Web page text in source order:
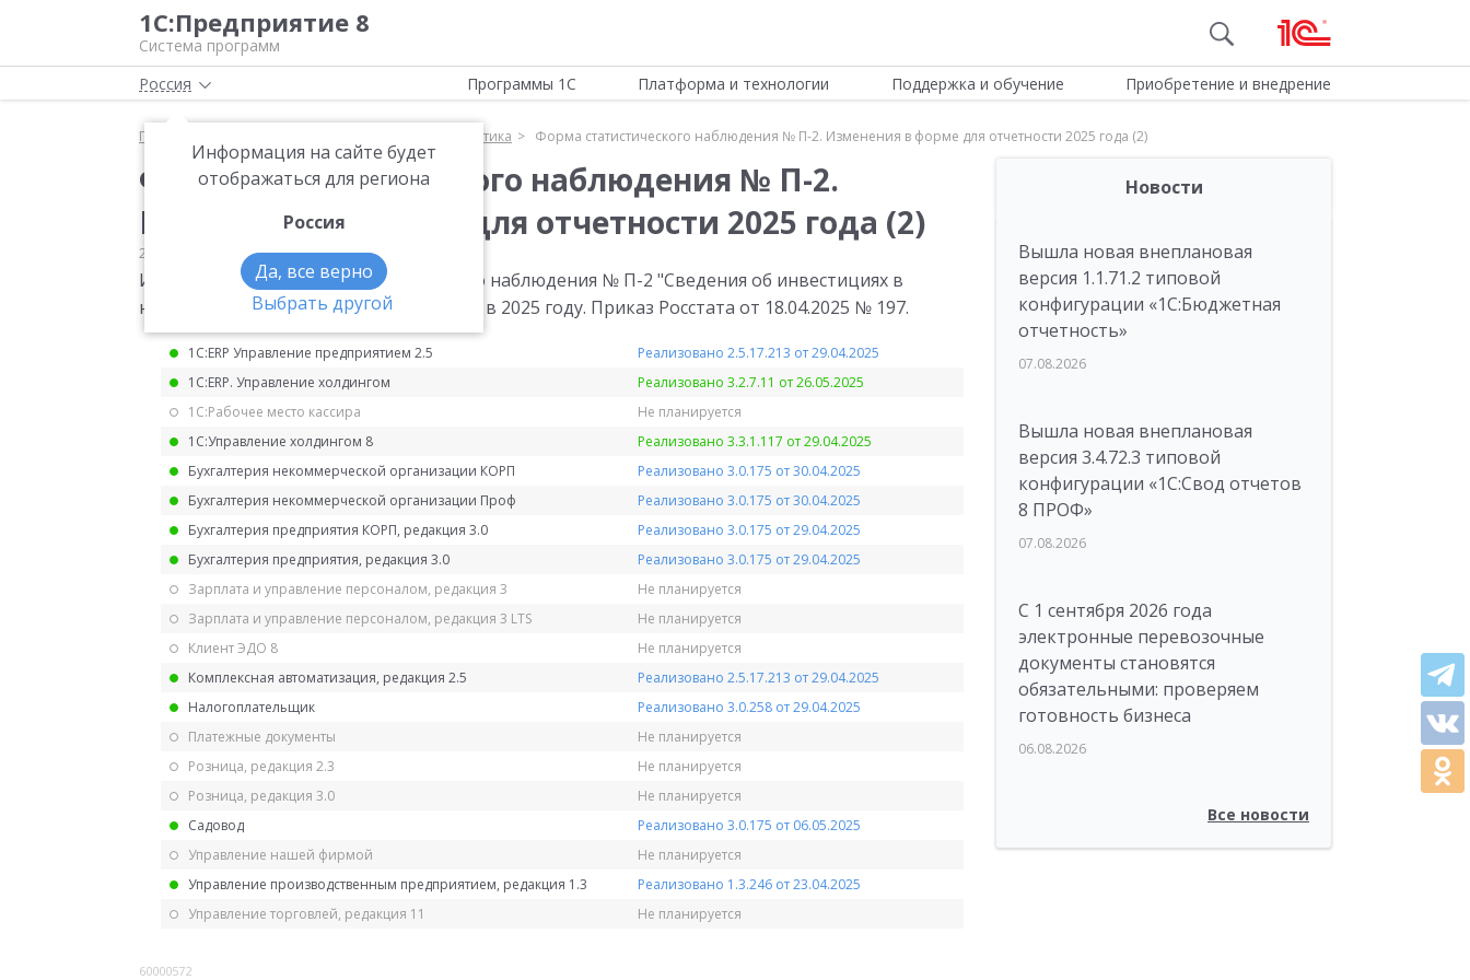
1С:Предприятие 8
Система программ
Россия
Информация на сайте будет
отображаться для региона
Россия
Да, все верно
Выбрать другой
Программы 1С Платформа и технологии Поддержка и обучение Приобретение и внедрение
Главная Статистика Форма статистического наблюдения № П-2. Изменения в форме для отчетности 2025 года (2)
Форма статистического наблюдения № П-2.
Изменения в форме для отчетности 2025 года (2)
21.04.2025 Статистика
Изменения (2) в форме статистического наблюдения № П-2 "Сведения об инвестициях в
нефинансовые активы" для отчетности в 2025 году. Приказ Росстата от 18.04.2025 № 197.
1С:ERP Управление предприятием 2.5
Реализовано 2.5.17.213 от 29.04.2025
1С:ERP. Управление холдингом
Реализовано 3.2.7.11 от 26.05.2025
1С:Рабочее место кассира
Не планируется
1С:Управление холдингом 8
Реализовано 3.3.1.117 от 29.04.2025
Бухгалтерия некоммерческой организации КОРП
Реализовано 3.0.175 от 30.04.2025
Бухгалтерия некоммерческой организации Проф
Реализовано 3.0.175 от 30.04.2025
Бухгалтерия предприятия КОРП, редакция 3.0
Реализовано 3.0.175 от 29.04.2025
Бухгалтерия предприятия, редакция 3.0
Реализовано 3.0.175 от 29.04.2025
Зарплата и управление персоналом, редакция 3
Не планируется
Зарплата и управление персоналом, редакция 3 LTS
Не планируется
Клиент ЭДО 8
Не планируется
Комплексная автоматизация, редакция 2.5
Реализовано 2.5.17.213 от 29.04.2025
Налогоплательщик
Реализовано 3.0.258 от 29.04.2025
Платежные документы
Не планируется
Розница, редакция 2.3
Не планируется
Розница, редакция 3.0
Не планируется
Садовод
Реализовано 3.0.175 от 06.05.2025
Управление нашей фирмой
Не планируется
Управление производственным предприятием, редакция 1.3
Реализовано 1.3.246 от 23.04.2025
Управление торговлей, редакция 11
Не планируется
60000572
Новости
Вышла новая внеплановая
версия 1.1.71.2 типовой
конфигурации «1C:Бюджетная
отчетность»
07.08.2026
Вышла новая внеплановая
версия 3.4.72.3 типовой
конфигурации «1C:Свод отчетов
8 ПРОФ»
07.08.2026
С 1 сентября 2026 года
электронные перевозочные
документы становятся
обязательными: проверяем
готовность бизнеса
06.08.2026
Все новости